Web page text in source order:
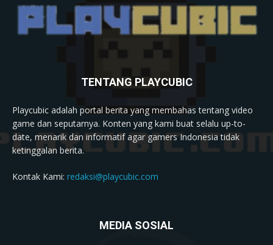
TENTANG PLAYCUBIC
Playcubic adalah portal berita yang membahas tentang video
game dan seputarnya. Konten yang kami buat selalu up-to-
date, menarik dan informatif agar gamers Indonesia tidak
ketinggalan berita.
Kontak Kami: redaksi@playcubic.com
MEDIA SOSIAL